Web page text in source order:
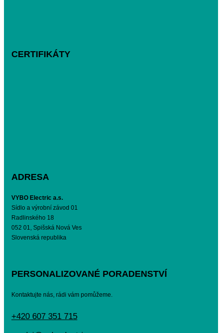
CERTIFIKÁTY
ADRESA
VYBO Electric a.s.
Sídlo a výrobní závod 01
Radlinského 18
052 01, Spišská Nová Ves
Slovenská republika
PERSONALIZOVANÉ PORADENSTVÍ
Kontaktujte nás, rádi vám pomůžeme.
+420 607 351 715